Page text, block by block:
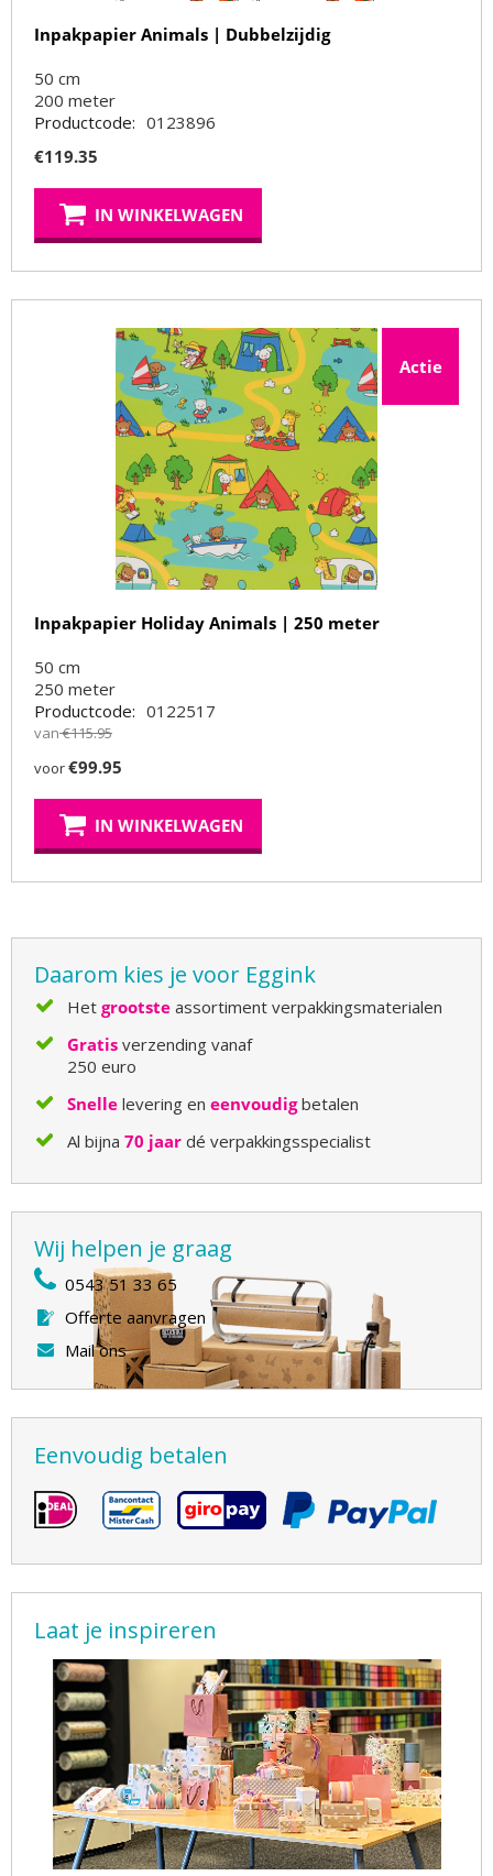
Inpakpapier Animals | Dubbelzijdig
50 cm
200 meter
Productcode: 0123896
€119.35
IN WINKELWAGEN
Actie
Inpakpapier Holiday Animals | 250 meter
50 cm
250 meter
Productcode: 0122517
van €115.95
voor€99.95
IN WINKELWAGEN
Daarom kies je voor Eggink
Het grootste assortiment verpakkingsmaterialen
Gratis verzending vanaf
250 euro
Snelle levering en eenvoudigbetalen
Al bijna 70 jaar dé verpakkingsspecialist
Wij helpen je graag
0543 51 33 65
Offerte aanvragen
Mail ons
Eenvoudig betalen
Laat je inspireren